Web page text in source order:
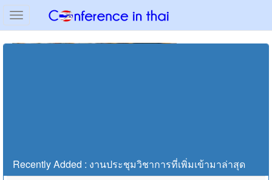
Toggle
navigation
Recently Added : งานประชุมวิชาการที่เพิ่มเข้ามาล่าสุด